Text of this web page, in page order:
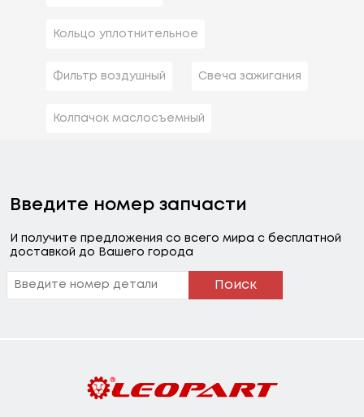
Кольцо уплотнительное
Фильтр воздушный Свеча зажигания
Колпачок маслосъемный
Введите номер запчасти
И получите предложения со всего мира с бесплатной
доставкой до Вашего города
Поиск